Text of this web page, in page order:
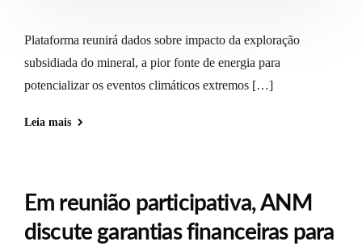
Plataforma reunirá dados sobre impacto da exploração
subsidiada do mineral, a pior fonte de energia para
potencializar os eventos climáticos extremos […]
Leia mais
Em reunião participativa, ANM
discute garantias financeiras para